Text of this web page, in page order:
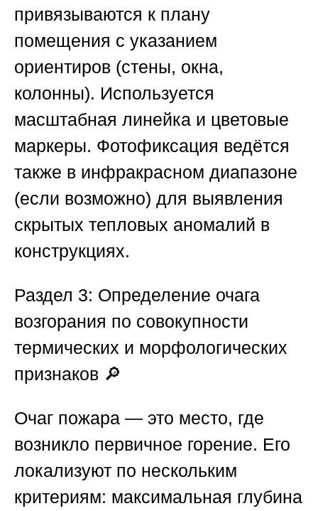
привязываются к плану
помещения с указанием
ориентиров (стены, окна,
колонны). Используется
масштабная линейка и цветовые
маркеры. Фотофиксация ведётся
также в инфракрасном диапазоне
(если возможно) для выявления
скрытых тепловых аномалий в
конструкциях.
Раздел 3: Определение очага
возгорания по совокупности
термических и морфологических
признаков 🔎
Очаг пожара — это место, где
возникло первичное горение. Его
локализуют по нескольким
критериям: максимальная глубина